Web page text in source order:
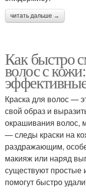
читать дальше →
Как быстро
волос с
Краска для волос —
свой образ и
окрашивания волос,
— следы краски на
раздражающим,
макияж или наряд
существуют
помогут быстро